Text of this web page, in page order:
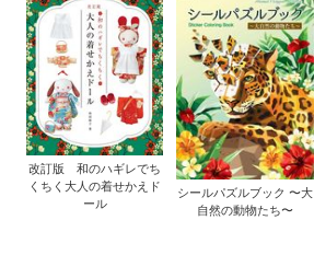
改訂版 和のハギレでち
くちく大人の着せかえド
ール
シールパズルブック 〜大
自然の動物たち〜